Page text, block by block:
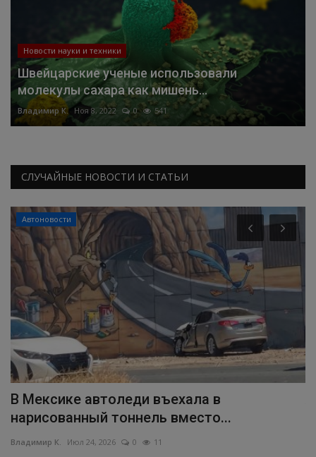
Новости науки и техники
Швейцарские ученые использовали
молекулы сахара как мишень...
Владимир К. Ноя 8, 2022 0 541
СЛУЧАЙНЫЕ НОВОСТИ И СТАТЬИ
Автоновости
В Мексике автоледи въехала в
нарисованный тоннель вместо...
Владимир К. Июл 24, 2026 0 11